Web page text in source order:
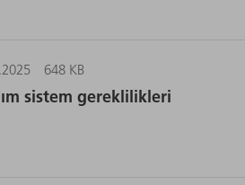
648 KB
sistem gereklilikleri